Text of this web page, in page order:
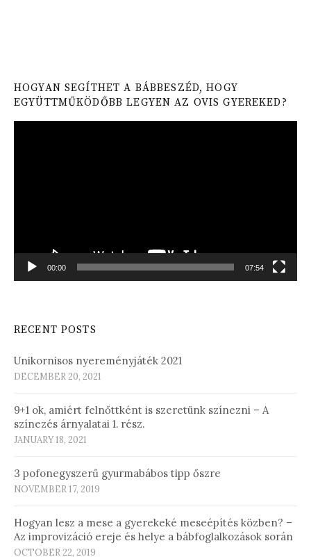
HOGYAN SEGÍTHET A BÁBBESZÉD, HOGY
EGYÜTTMŰKÖDŐBB LEGYEN AZ OVIS GYEREKED?
00:00 07:54
RECENT POSTS
Unikornisos nyereményjáték 2021
DECEMBER 20, 2021
9+1 ok, amiért felnőttként is szeretünk színezni – A
színezés árnyalatai 1. rész.
JANUARY 18, 2021
3 pofonegyszerű gyurmabábos tipp őszre
NOVEMBER 17, 2019
Hogyan lesz a mese a gyerekeké meseépítés közben? –
Az improvizáció ereje és helye a bábfoglalkozások során
OCTOBER 22, 2019